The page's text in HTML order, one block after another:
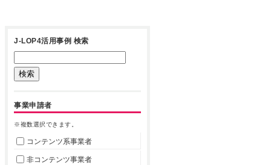
J-LOP4活用事例 検索
事業申請者
※複数選択できます。
コンテンツ系事業者
非コンテンツ事業者